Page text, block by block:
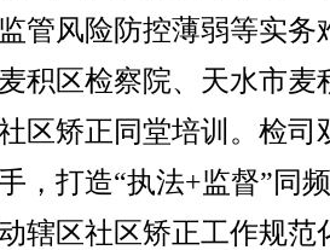
管风险防控薄弱等实务
积区检察院、天水市麦
区矫正同堂培训。检司
，打造“执法+监督”同
辖区社区矫正工作规范